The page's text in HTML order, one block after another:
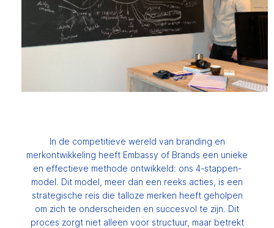
In de competitieve wereld van branding en
merkontwikkeling heeft Embassy of Brands een unieke
en effectieve methode ontwikkeld: ons 4-stappen-
model. Dit model, meer dan een reeks acties, is een
strategische reis die talloze merken heeft geholpen
om zich te onderscheiden en succesvol te zijn. Dit
proces zorgt niet alleen voor structuur, maar betrekt